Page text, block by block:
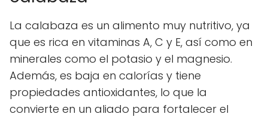
La calabaza es un alimento muy nutritivo, ya
que es rica en vitaminas A, C y E, así como en
minerales como el potasio y el magnesio.
Además, es baja en calorías y tiene
propiedades antioxidantes, lo que la
convierte en un aliado para fortalecer el